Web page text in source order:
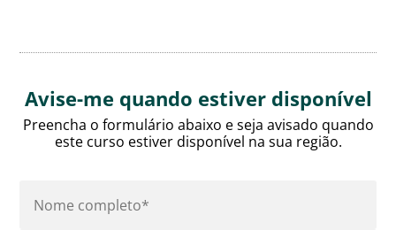
Avise-me quando estiver disponível
Preencha o formulário abaixo e seja avisado quando
este curso estiver disponível na sua região.